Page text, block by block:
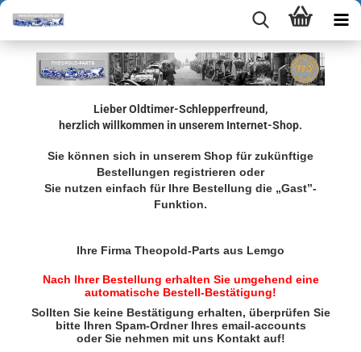
Lieber Oldtimer-Schlepperfreund,
herzlich willkommen in unserem Internet-Shop.
Sie können sich in unserem Shop für zukünftige
Bestellungen registrieren oder
Sie nutzen einfach für Ihre Bestellung die „Gast”-
Funktion.
Ihre Firma Theopold-Parts aus Lemgo
Nach Ihrer Bestellung erhalten Sie umgehend eine
automatische Bestell-Bestätigung!
Sollten Sie keine Bestätigung erhalten, überprüfen Sie
bitte Ihren Spam-Ordner Ihres email-accounts
oder Sie nehmen mit uns Kontakt auf!